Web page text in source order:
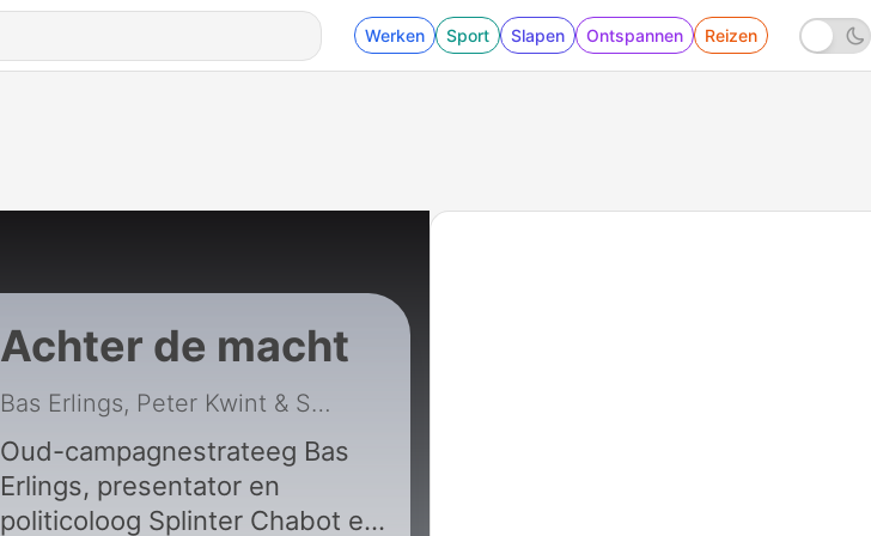
Werken Sport Slapen Ontspannen Reizen
Achter de macht
Bas Erlings, Peter Kwint & Splinter Chabot / Meer van dit
Oud-campagnestrateeg Bas
Erlings, presentator en
politicoloog Splinter Chabot en